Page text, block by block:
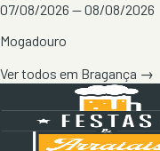
07/08/2026 — 08/08/2026
Mogadouro
Ver todos em Bragança →